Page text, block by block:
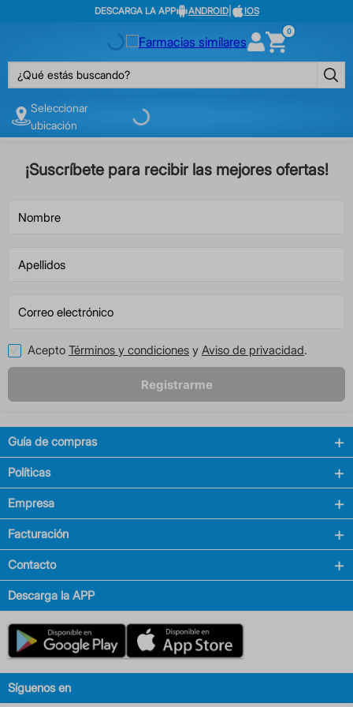
DESCARGA LA APP ANDROID| IOS
0
¿Qué estás buscando?
Seleccionar
ubicación
¡Suscríbete para recibir las mejores ofertas!
Acepto Términos y condiciones y Aviso de privacidad.
Registrarme
Guía de compras
Políticas
Empresa
Facturación
Contacto
Descarga la APP
Síguenos en